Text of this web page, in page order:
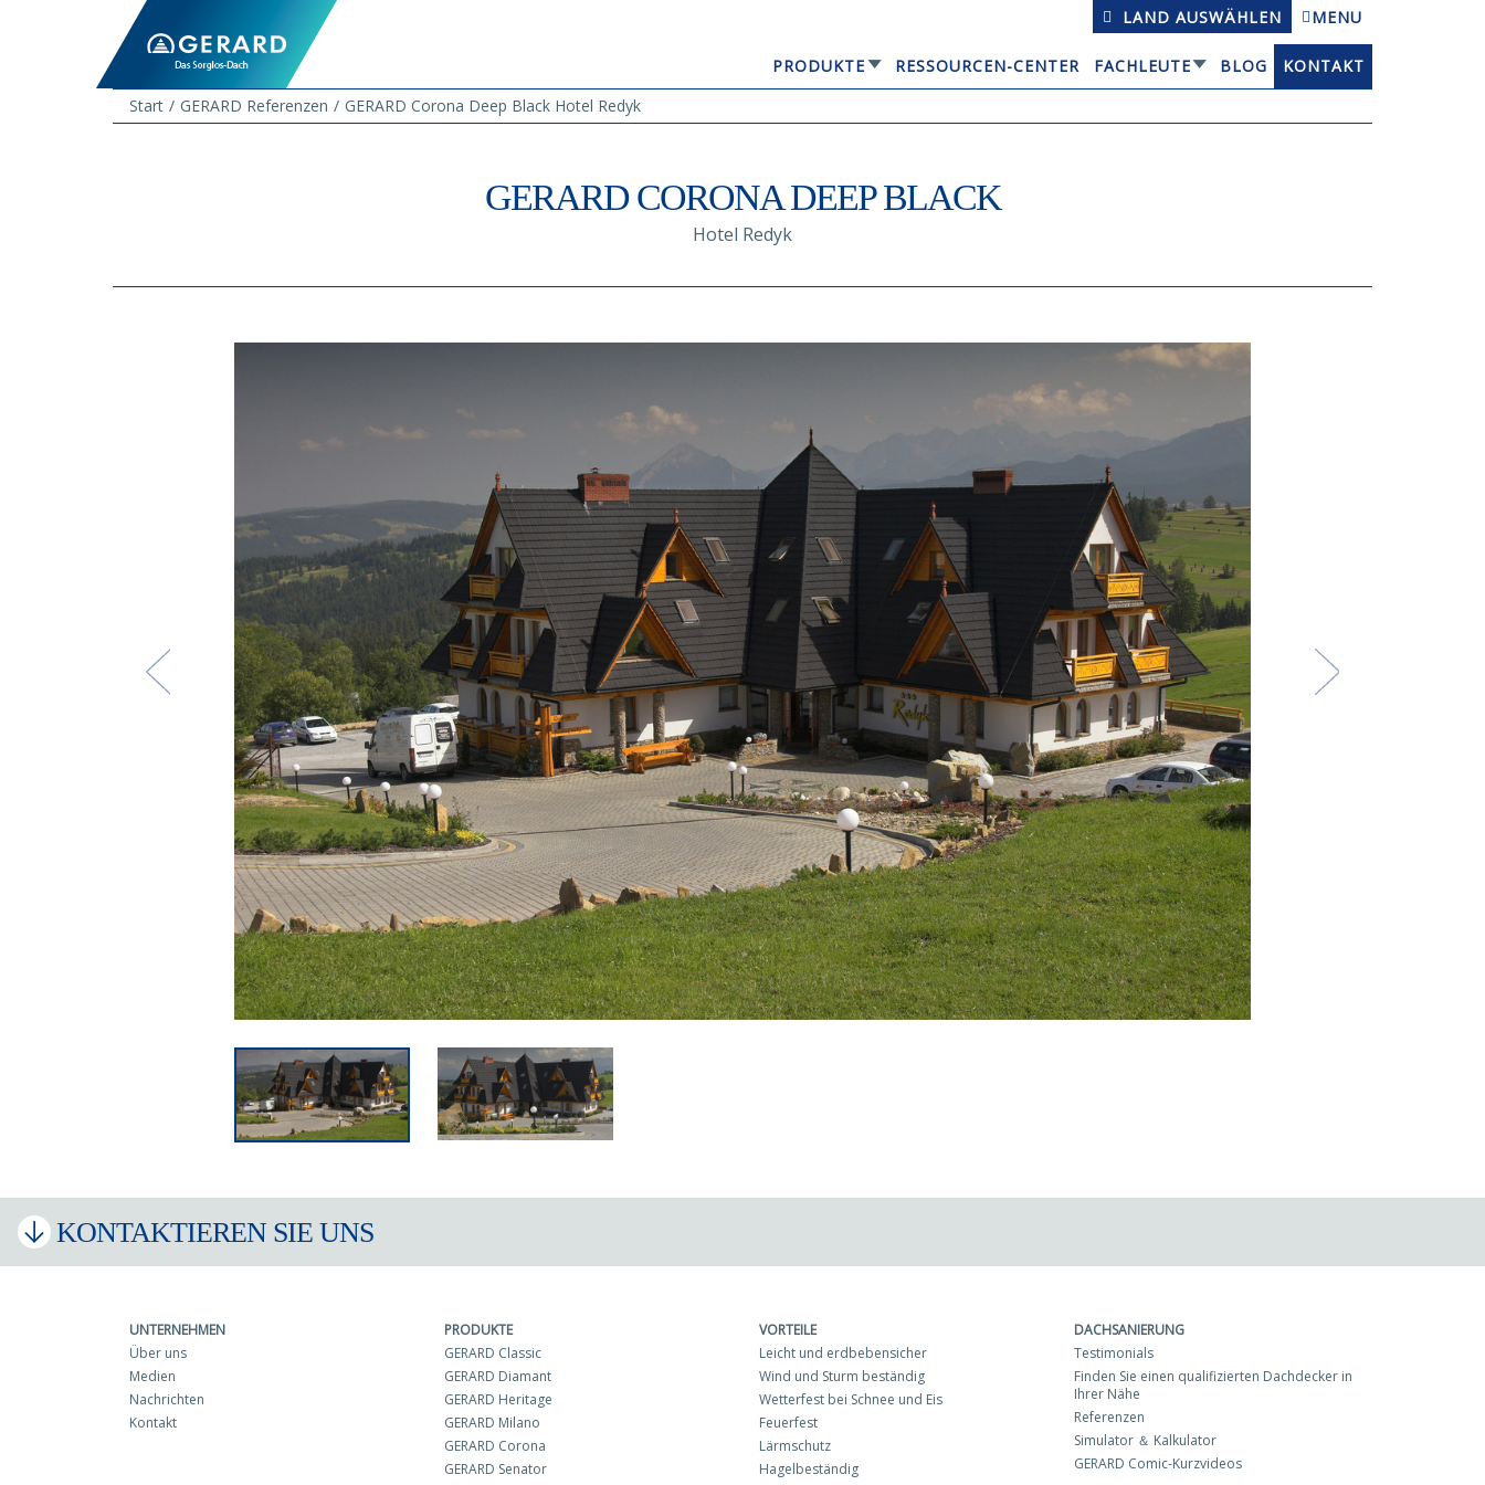
LAND AUSWÄHLEN MENU
PRODUKTE RESSOURCEN-CENTER FACHLEUTE BLOG
KONTAKT
Start
GERARD Referenzen GERARD Corona Deep Black Hotel Redyk
GERARD CORONA DEEP BLACK
Hotel Redyk
KONTAKTIEREN SIE UNS
UNTERNEHMEN
Über uns
Medien
Nachrichten
Kontakt
PRODUKTE
GERARD Classic
GERARD Diamant
GERARD Heritage
GERARD Milano
GERARD Corona
GERARD Senator
VORTEILE
Leicht und erdbebensicher
Wind und Sturm beständig
Wetterfest bei Schnee und Eis
Feuerfest
Lärmschutz
Hagelbeständig
DACHSANIERUNG
Testimonials
Finden Sie einen qualifizierten Dachdecker in
Ihrer Nähe
Referenzen
Simulator ＆ Kalkulator
GERARD Comic-Kurzvideos